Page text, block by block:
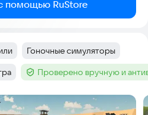
помощью RuStore
Тег:
Гоночные симуляторы
Тег :Проверено вручную и